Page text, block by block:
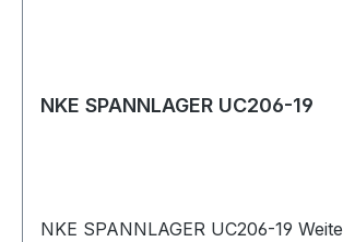
NKE SPANNLAGER UC206-19
NKE SPANNLAGER UC206-19 Weitere Produkte